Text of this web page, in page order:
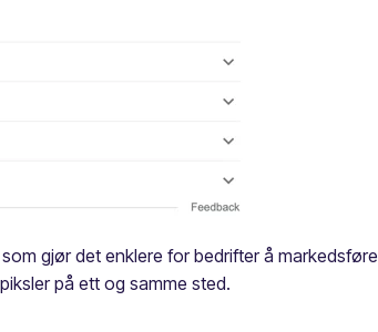
gjør det enklere for bedrifter å
på ett og samme sted.